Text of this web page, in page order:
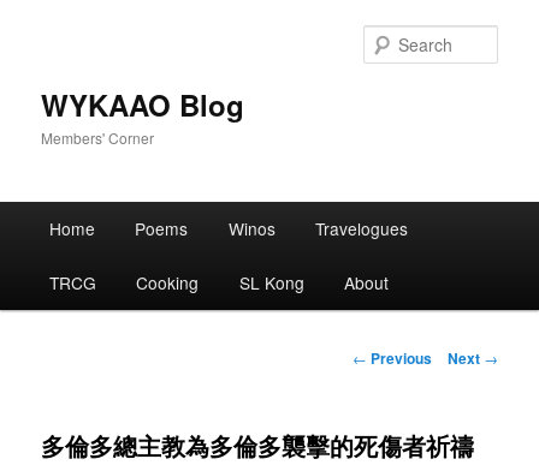
WYKAAO Blog
Members' Corner
Home Poems Winos Travelogues
TRCG Cooking SL Kong About
Post
← Previous Next →
多倫多總主教為多倫多襲擊的死傷者祈禱